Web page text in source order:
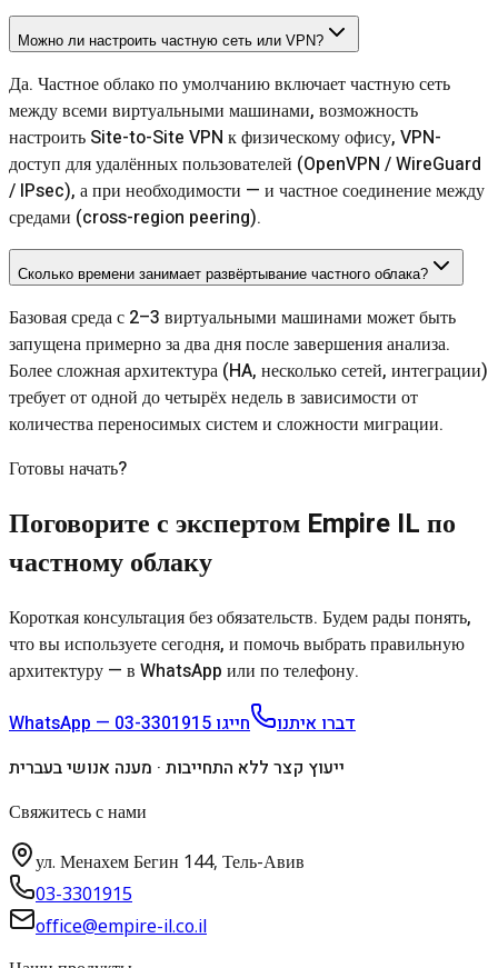
Можно ли настроить частную сеть или VPN?
Да. Частное облако по умолчанию включает частную сеть
между всеми виртуальными машинами, возможность
настроить Site-to-Site VPN к физическому офису, VPN-
доступ для удалённых пользователей (OpenVPN / WireGuard
/ IPsec), а при необходимости — и частное соединение между
средами (cross-region peering).
Сколько времени занимает развёртывание частного облака?
Базовая среда с 2–3 виртуальными машинами может быть
запущена примерно за два дня после завершения анализа.
Более сложная архитектура (HA, несколько сетей, интеграции)
требует от одной до четырёх недель в зависимости от
количества переносимых систем и сложности миграции.
Готовы начать?
Поговорите с экспертом Empire IL по
частному облаку
Короткая консультация без обязательств. Будем рады понять,
что вы используете сегодня, и помочь выбрать правильную
архитектуру — в WhatsApp или по телефону.
WhatsApp — דברו איתנו
חייגו03-3301915
ייעוץ קצר ללא התחייבות · מענה אנושי בעברית
Свяжитесь с нами
ул. Менахем Бегин 144, Тель-Авив
03-3301915
office@empire-il.co.il